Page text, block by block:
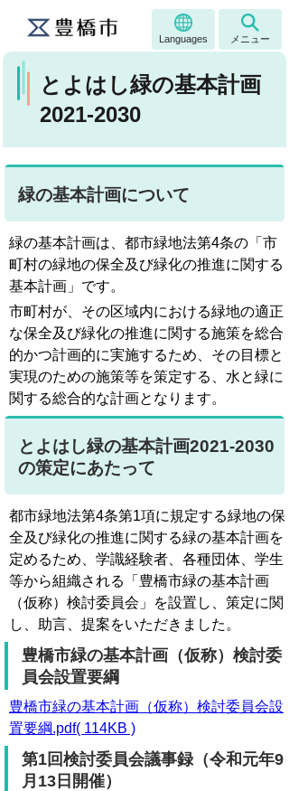
Languages メニュー
とよはし緑の基本計画
2021-2030
緑の基本計画について
緑の基本計画は、都市緑地法第4条の「市
町村の緑地の保全及び緑化の推進に関する
基本計画」です。
市町村が、その区域内における緑地の適正
な保全及び緑化の推進に関する施策を総合
的かつ計画的に実施するため、その目標と
実現のための施策等を策定する、水と緑に
関する総合的な計画となります。
とよはし緑の基本計画2021-2030
の策定にあたって
都市緑地法第4条第1項に規定する緑地の保
全及び緑化の推進に関する緑の基本計画を
定めるため、学識経験者、各種団体、学生
等から組織される「豊橋市緑の基本計画
（仮称）検討委員会」を設置し、策定に関
し、助言、提案をいただきました。
豊橋市緑の基本計画（仮称）検討委
員会設置要綱
豊橋市緑の基本計画（仮称）検討委員会設
置要綱.pdf( 114KB )
第1回検討委員会議事録（令和元年9
月13日開催）